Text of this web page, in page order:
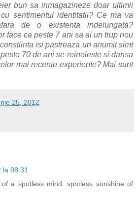
bun sa inmagazineze doar ultimii
sentimentul identitatii? Ce ma va
de o existenta indelungata?
face ca peste 7 ani sa ai un trup nou
isi pastreaza un anumit simt
70 de ani se reinoieste si dansa
mai recente experiente? Mai sunt
25, 2012
la 08:31
a spotless mind. spotless sunshine of